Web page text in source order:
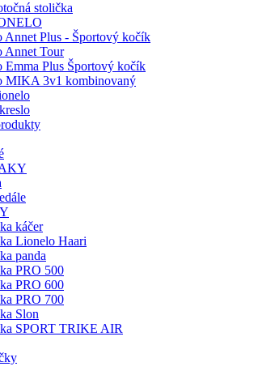
stolička
Annet Plus - Športový kočík
Annet Tour
Emma Plus Športový kočík
MIKA 3v1 kombinovaný
káčer
Lionelo Haari
panda
PRO 500
PRO 600
PRO 700
Slon
SPORT TRIKE AIR